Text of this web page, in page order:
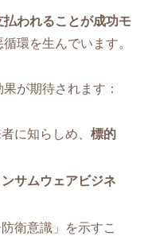
われることが成功モ
環を生んでいます。
が期待されます：
に知らしめ、標的
ンサムウェアビジネ
衛意識」を示すこ